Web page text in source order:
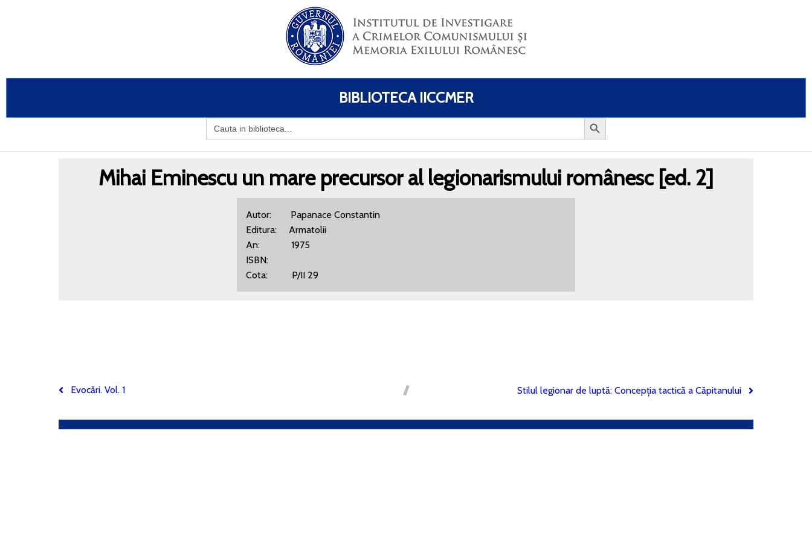
BIBLIOTECA IICCMER
Search
for:
Mihai Eminescu un mare precursor al legionarismului românesc [ed. 2]
Autor: Papanace Constantin
Editura: Armatolii
An: 1975
ISBN:
Cota: P/II 29
Evocări. Vol. 1 Stilul legionar de luptă: Concepția tactică a Căpitanului